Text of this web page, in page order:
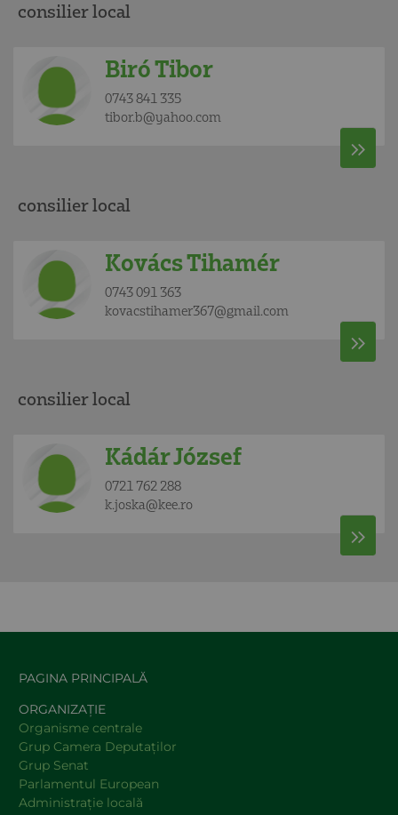
consilier local
Biró Tibor
0743 841 335
tibor.b@yahoo.com
consilier local
Kovács Tihamér
0743 091 363
kovacstihamer367@gmail.com
consilier local
Kádár József
0721 762 288
k.joska@kee.ro
PAGINA PRINCIPALĂ
ORGANIZAȚIE
Organisme centrale
Grup Camera Deputaţilor
Grup Senat
Parlamentul European
Administraţie locală